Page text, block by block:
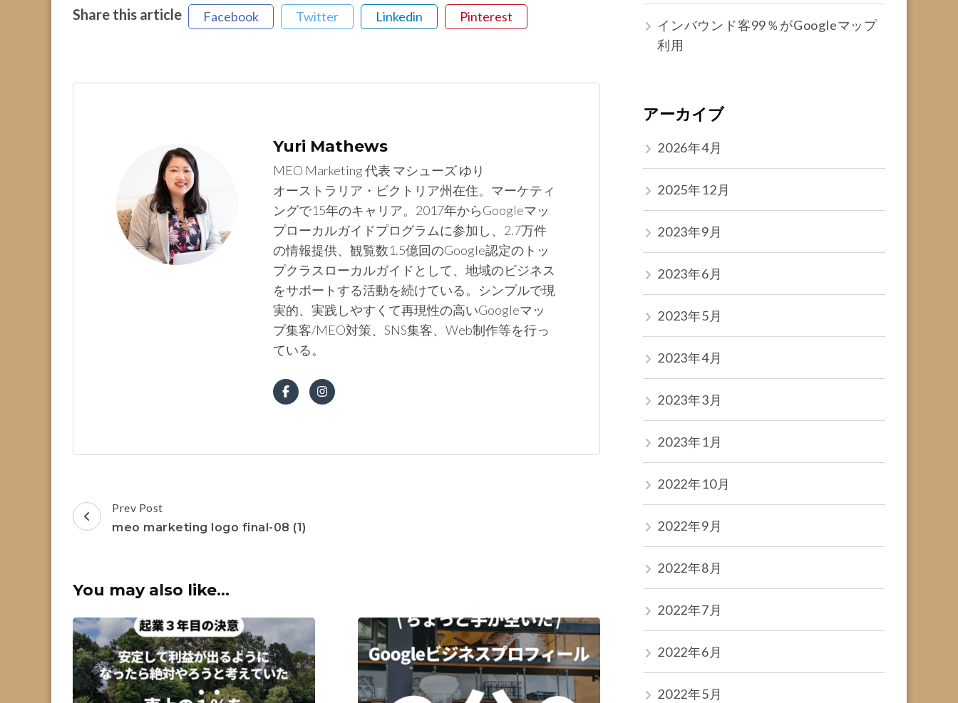
Share this article Facebook Twitter Linkedin Pinterest
Yuri Mathews
MEO Marketing 代表 マシューズ ゆり
オーストラリア・ビクトリア州在住。マーケティ
ングで15年のキャリア。2017年からGoogleマッ
プローカルガイドプログラムに参加し、2.7万件
の情報提供、観覧数1.5億回のGoogle認定のトッ
プクラスローカルガイドとして、地域のビジネス
をサポートする活動を続けている。シンプルで現
実的、実践しやすくて再現性の高いGoogleマッ
プ集客/MEO対策、SNS集客、Web制作等を行っ
ている。
Post
Navigation
Prev Post
meo marketing logo final-08 (1)
You may also like...
インバウンド客99％がGoogleマップ
利用
アーカイブ
2026年4月
2025年12月
2023年9月
2023年6月
2023年5月
2023年4月
2023年3月
2023年1月
2022年10月
2022年9月
2022年8月
2022年7月
2022年6月
2022年5月